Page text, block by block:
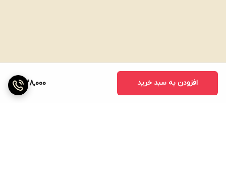
338,000 افزودن به سبد خرید